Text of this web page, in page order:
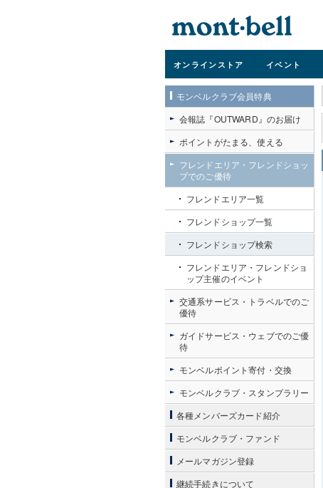
オンラインストア イベント
モンベルクラブ会員特典
会報誌『OUTWARD』のお届け
ポイントがたまる、使える
フレンドエリア・フレンドショッ
プでのご優待
フレンドエリア一覧
フレンドショップ一覧
フレンドショップ検索
フレンドエリア・フレンドショ
ップ主催のイベント
交通系サービス・トラベルでのご
優待
ガイドサービス・ウェブでのご優
待
モンベルポイント寄付・交換
モンベルクラブ・スタンプラリー
各種メンバーズカード紹介
モンベルクラブ・ファンド
メールマガジン登録
継続手続きについて